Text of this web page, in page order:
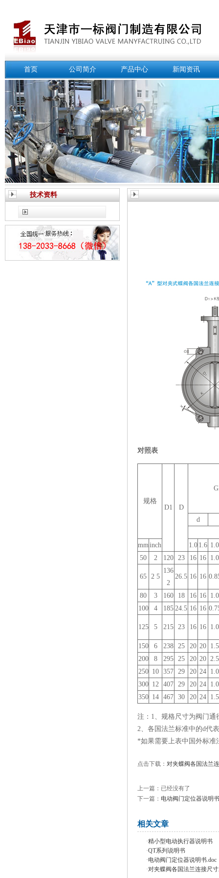
首页 公司简介 产品中心 新闻资讯
技术资料
对照表
规格
D1
D
d
mm inch 1.0 1.6 1.0
50
2 120 23 16 16 1.0
65 2 5
136
2
26.5 16 16
80 3 160 18 16 16 1.0
100
4 185 24.5 16 16
125 5 215 23 16 16 1.0
150 6 238 25 20 20 1.5
200
8 295 25 20 20 2.5
250 10 357 29 20 24 1.0
300 12 407 29 20 24 1.0
350 14 467 30 20 24 1.5
注：1、规格尺寸为阀门通
2、各国法兰标准中的d代
*如果需要上表中国外标准
点击下载： 对夹蝶阀各国法兰
上一篇：已经没有了
下一篇： 电动阀门定位器说明
相关文章
·精小型电动执行器说明书
·QT系列说明书
·电动阀门定位器说明书.doc
·对夹蝶阀各国法兰连接尺